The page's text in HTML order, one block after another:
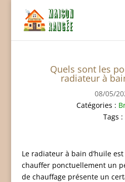
Quels sont les
radiateur à
08/05/
Catégories :
Tags :
Le radiateur à bain d’huile
chauffer ponctuellement un
de chauffage présente un